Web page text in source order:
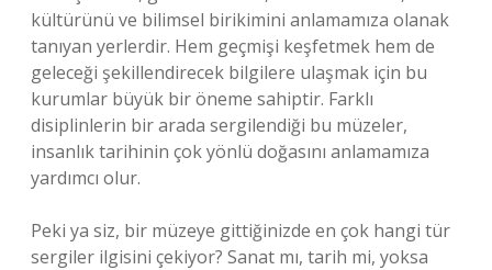
kültürünü ve bilimsel birikimini anlamamıza olanak
tanıyan yerlerdir. Hem geçmişi keşfetmek hem de
geleceği şekillendirecek bilgilere ulaşmak için bu
kurumlar büyük bir öneme sahiptir. Farklı
disiplinlerin bir arada sergilendiği bu müzeler,
insanlık tarihinin çok yönlü doğasını anlamamıza
yardımcı olur.
Peki ya siz, bir müzeye gittiğinizde en çok hangi tür
sergiler ilgisini çekiyor? Sanat mı, tarih mi, yoksa